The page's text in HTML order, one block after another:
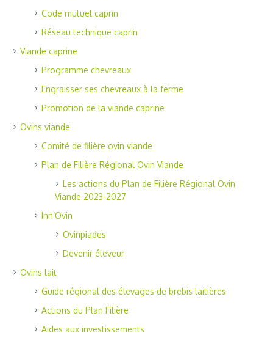
Code mutuel caprin
Réseau technique caprin
Viande caprine
Programme chevreaux
Engraisser ses chevreaux à la ferme
Promotion de la viande caprine
Ovins viande
Comité de filière ovin viande
Plan de Filière Régional Ovin Viande
Les actions du Plan de Filière Régional Ovin
Viande 2023-2027
Inn’Ovin
Ovinpiades
Devenir éleveur
Ovins lait
Guide régional des élevages de brebis laitières
Actions du Plan Filière
Aides aux investissements